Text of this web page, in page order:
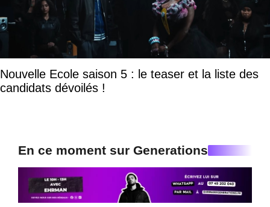
Nouvelle Ecole saison 5 : le teaser et la liste des
candidats dévoilés !
En ce moment sur Generations